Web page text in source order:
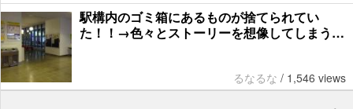
駅構内のゴミ箱にあるものが捨てられてい
た！！→色々とストーリーを想像してしまう…
るなるな / 1,546 views